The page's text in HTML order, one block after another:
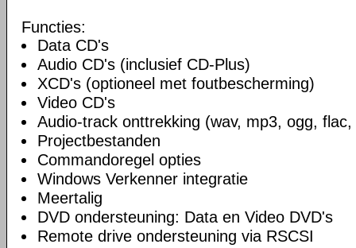
Functies:
Data CD's
Audio CD's (inclusief CD-Plus)
XCD's (optioneel met foutbescherming)
Video CD's
Audio-track onttrekking (wav, mp3, ogg, flac,
Projectbestanden
Commandoregel opties
Windows Verkenner integratie
Meertalig
DVD ondersteuning: Data en Video DVD's
Remote drive ondersteuning via RSCSI